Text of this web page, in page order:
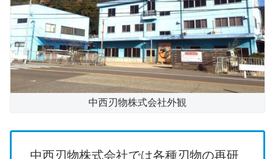
中西刃物株式会社外観
中西刃物株式会社では各種刃物の再研